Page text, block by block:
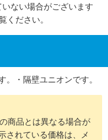
ない場合がございます
ください。
。・隔壁ユニオンです。
商品とは異なる場合が
されている価格は、メ